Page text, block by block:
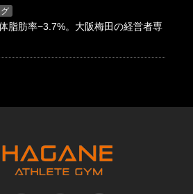
脂肪率−3.7%。大阪梅田の経営者専